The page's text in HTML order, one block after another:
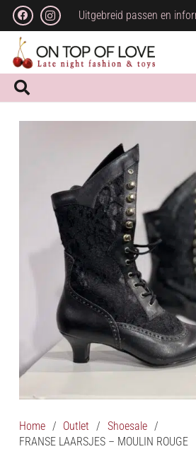
Uitgebreid passen en
Home / Outlet / Shoesale /
FRANSE LAARSJES – MOULIN ROUGE